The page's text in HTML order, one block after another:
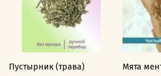
Пустырник (трава)
Мята